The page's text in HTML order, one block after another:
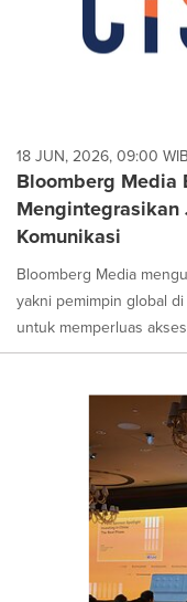
18 JUN, 2026, 09:00 WIB
Bloomberg Media
Mengintegrasikan
Komunikasi
Bloomberg Media
yakni pemimpin global
untuk memperluas